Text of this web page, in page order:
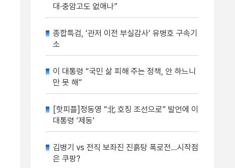
대·충암고도 없애나”
종합특검, ‘관저 이전 부실감사’ 유병호 구속기
소
이 대통령 “국민 삶 피해 주는 정책, 안 하느니
만 못 해”
[핫피플]정동영 “北 호칭 조선으로” 발언에 이
대통령 ‘제동’
김병기 vs 전직 보좌진 진흙탕 폭로전…시작점
은 쿠팡?